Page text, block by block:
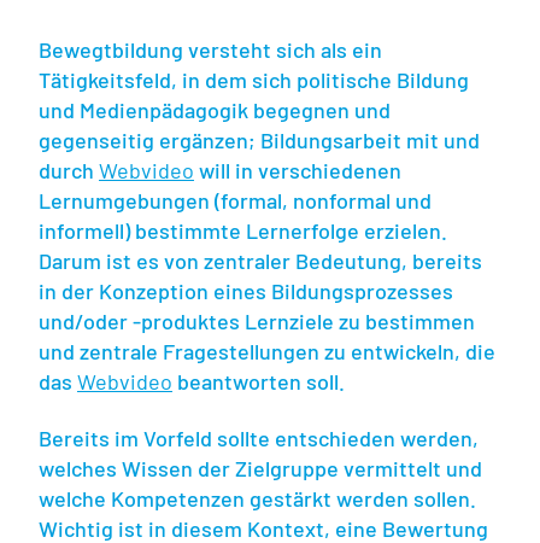
Bewegtbildung versteht sich als ein
Tätigkeitsfeld, in dem sich politische Bildung
und Medienpädagogik begegnen und
gegenseitig ergänzen; Bildungsarbeit mit und
durch Webvideo will in verschiedenen
Lernumgebungen (formal, nonformal und
informell) bestimmte Lernerfolge erzielen.
Darum ist es von zentraler Bedeutung, bereits
in der Konzeption eines Bildungsprozesses
und/oder -produktes Lernziele zu bestimmen
und zentrale Fragestellungen zu entwickeln, die
das Webvideo beantworten soll.
Bereits im Vorfeld sollte entschieden werden,
welches Wissen der Zielgruppe vermittelt und
welche Kompetenzen gestärkt werden sollen.
Wichtig ist in diesem Kontext, eine Bewertung